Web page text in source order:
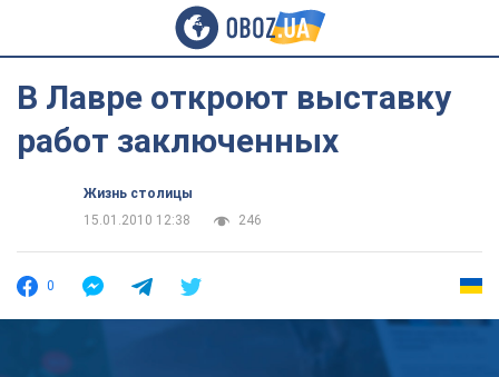
В Лавре откроют выставку
работ заключенных
Жизнь столицы
15.01.2010 12:38
246
0